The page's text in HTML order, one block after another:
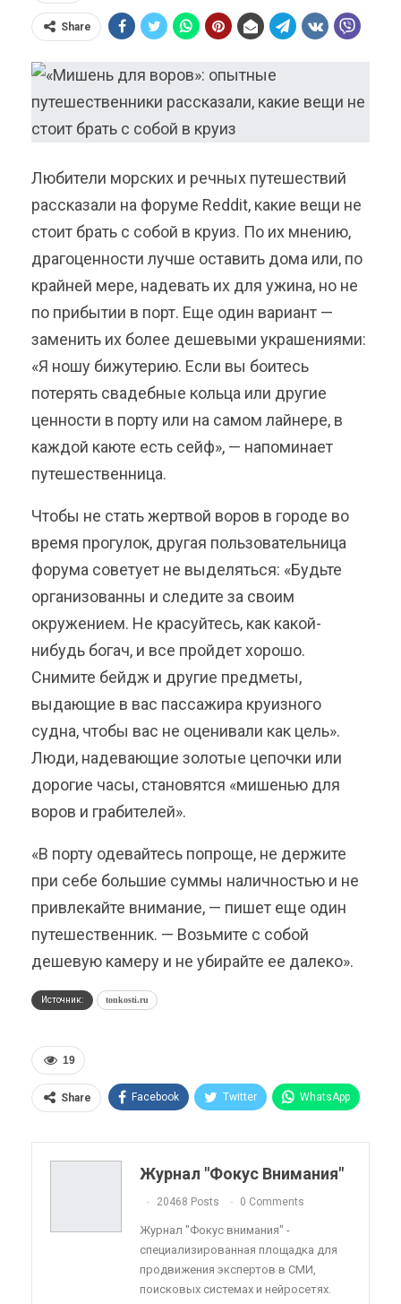
Share
Любители морских и речных путешествий
рассказали на форуме Reddit, какие вещи не
стоит брать с собой в круиз. По их мнению,
драгоценности лучше оставить дома или, по
крайней мере, надевать их для ужина, но не
по прибытии в порт. Еще один вариант —
заменить их более дешевыми украшениями:
«Я ношу бижутерию. Если вы боитесь
потерять свадебные кольца или другие
ценности в порту или на самом лайнере, в
каждой каюте есть сейф», — напоминает
путешественница.
Чтобы не стать жертвой воров в городе во
время прогулок, другая пользовательница
форума советует не выделяться: «Будьте
организованны и следите за своим
окружением. Не красуйтесь, как какой-
нибудь богач, и все пройдет хорошо.
Снимите бейдж и другие предметы,
выдающие в вас пассажира круизного
судна, чтобы вас не оценивали как цель».
Люди, надевающие золотые цепочки или
дорогие часы, становятся «мишенью для
воров и грабителей».
«В порту одевайтесь попроще, не держите
при себе большие суммы наличностью и не
привлекайте внимание, — пишет еще один
путешественник. — Возьмите с собой
дешевую камеру и не убирайте ее далеко».
Источник: tonkosti.ru
19
Share Facebook Twitter WhatsApp
Telegram Viber
Linkedin Tumblr
Журнал "Фокус Внимания"
20468 Posts 0 Comments
Журнал "Фокус внимания" -
специализированная площадка для
продвижения экспертов в СМИ,
поисковых системах и нейросетях.